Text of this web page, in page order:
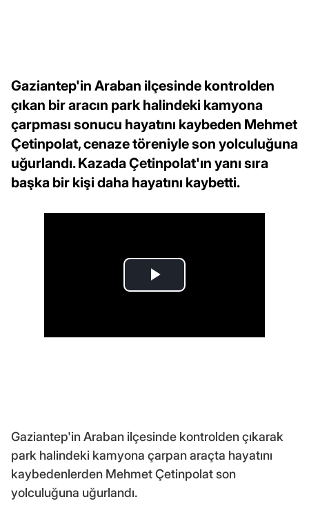
Gaziantep'in Araban ilçesinde kontrolden
çıkan bir aracın park halindeki kamyona
çarpması sonucu hayatını kaybeden Mehmet
Çetinpolat, cenaze töreniyle son yolculuğuna
uğurlandı. Kazada Çetinpolat'ın yanı sıra
başka bir kişi daha hayatını kaybetti.
Gaziantep'in Araban ilçesinde kontrolden çıkarak
park halindeki kamyona çarpan araçta hayatını
kaybedenlerden Mehmet Çetinpolat son
yolculuğuna uğurlandı.